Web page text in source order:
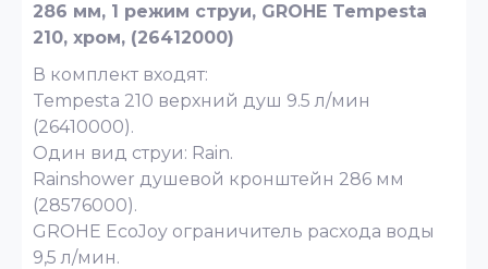
286 мм, 1 режим струи, GROHE Tempesta
210, хром, (26412000)
В комплект входят:
Tempesta 210 верхний душ 9.5 л/мин
(26410000).
Один вид струи: Rain.
Rainshower душевой кронштейн 286 мм
(28576000).
GROHE EcoJoy ограничитель расхода воды
9,5 л/мин.